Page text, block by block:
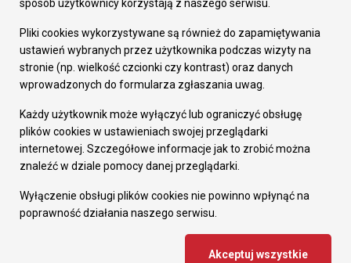
Gospodarka
Fundusze europejskie
Środki krajowe
Oferty inwestycyjne
Pozostałe
Deklaracja dostępności
Dane osobowe
Dodaj opinię o witrynie
sposób użytkownicy korzystają z naszego serwisu.
Pliki cookies wykorzystywane są również do zapamiętywania
ustawień wybranych przez użytkownika podczas wizyty na
stronie (np. wielkość czcionki czy kontrast) oraz danych
wprowadzonych do formularza zgłaszania uwag.
Każdy użytkownik może wyłączyć lub ograniczyć obsługę
plików cookies w ustawieniach swojej przeglądarki
internetowej. Szczegółowe informacje jak to zrobić można
znaleźć w dziale pomocy danej przeglądarki.
Wyłączenie obsługi plików cookies nie powinno wpłynąć na
poprawność działania naszego serwisu.
Akceptuj wszystkie